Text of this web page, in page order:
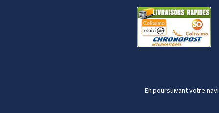
En poursuivant votre